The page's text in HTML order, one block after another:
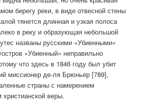
берегу реки, в виде отвесной стены
тянется длинная и узкая полоса
в реку и образующая небольшой
названы русскими «Убиенными»
«Убиенный» неправильно
что здесь в 1846 году был убит
миссионер де-ля Брюньер [789],
страны с намерением
христианской веры.